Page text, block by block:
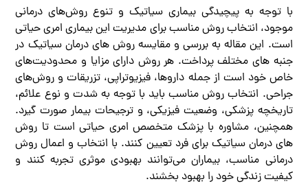
با توجه به پیچیدگی بیماری سیاتیک و تنوع روش‌های درمانی
موجود، انتخاب روش مناسب برای مدیریت این بیماری امری حیاتی
است. این مقاله به بررسی و مقایسه روش های درمان سیاتیک در
جنبه های مختلف پرداخت. هر روش دارای مزایا و محدودیت‌های
خاص خود است از جمله داروها، فیزیوتراپی، تزریقات و روش‌های
جراحی. انتخاب روش مناسب باید با توجه به شدت و نوع علائم،
تاریخچه پزشکی، وضعیت فیزیکی، و ترجیحات بیمار صورت گیرد.
همچنین، مشاوره با پزشک متخصص امری حیاتی است تا روش
های درمان سیاتیک برای فرد تعیین کنند. با انتخاب و اعمال روش
درمانی مناسب، بیماران می‌توانند بهبودی موثری تجربه کنند و
کیفیت زندگی خود را بهبود بخشند.